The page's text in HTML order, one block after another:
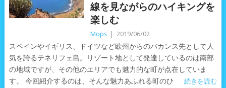
線を見ながらのハイキングを
楽しむ
Mops 2019/06/02
スペインやイギリス、ドイツなど欧州からのバカンス先として人
気を誇るテネリフェ島。リゾート地として発達しているのは南部
の地域ですが、その他のエリアでも魅力的な町が点在していま
す。 今回紹介するのは、そんな魅力あふれる町のひ
続きを読む